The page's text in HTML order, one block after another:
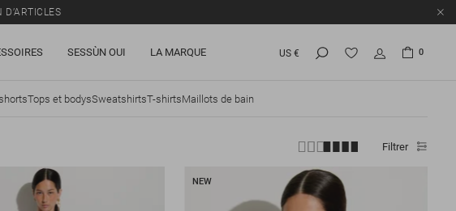
SESSÙN OUI LA MARQUE US € 0
Tops et bodysSweatshirtsT-shirtsMaillots de bain
Filtrer
NEW